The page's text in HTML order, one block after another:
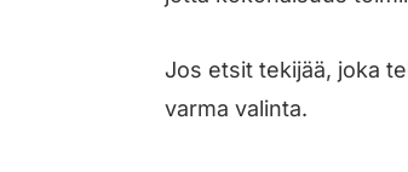
Jos etsit tekijää, joka
varma valinta.